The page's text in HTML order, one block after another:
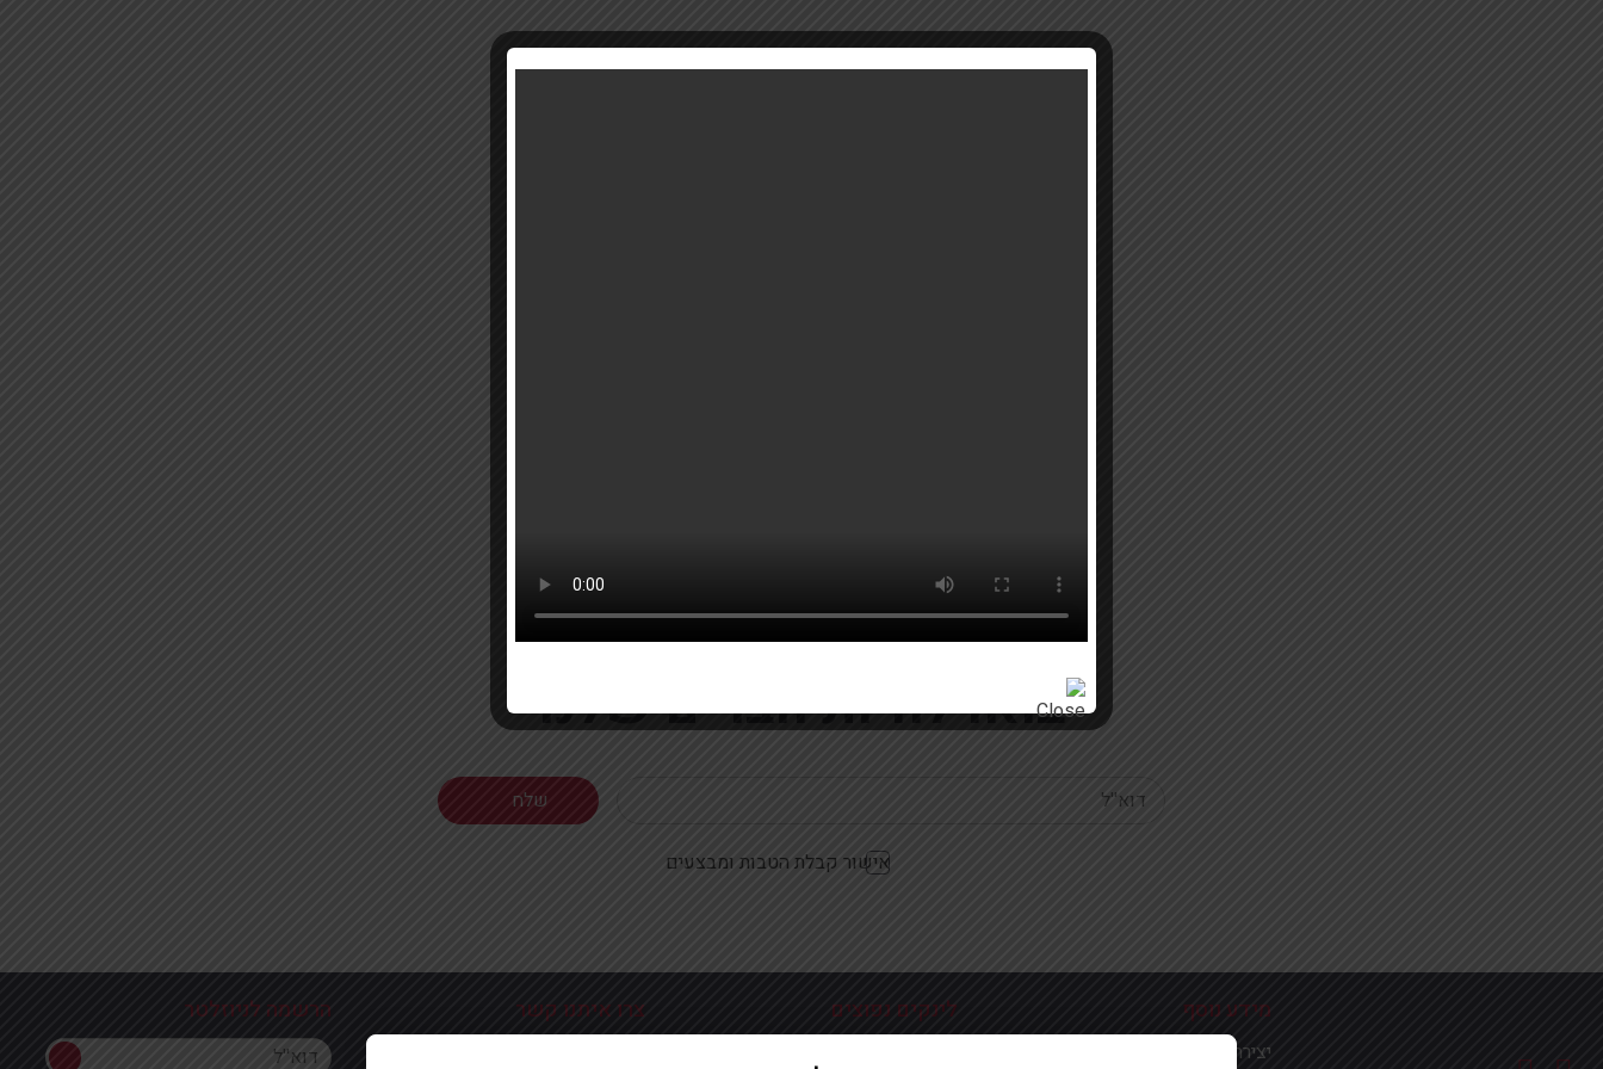
רוצים להתעדכן ראשונים על מבצעים והטבות?
בואו להיות חברים שלנו
Your email
אישור קבלת הטבות ומבצעים
מידע נוסף
יצירת קשר
לינקים נפוצים צרו איתנו קשר הרשמה לניוזלטר
הרשמה לניוזלטר